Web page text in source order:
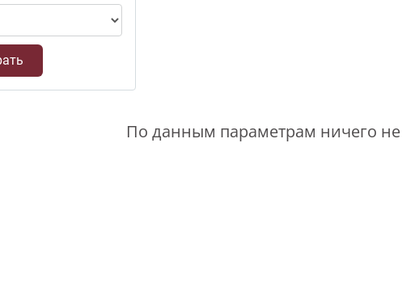
По данным параметрам ничего